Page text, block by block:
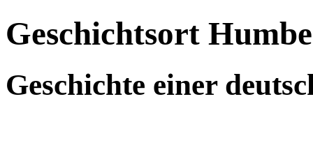
Geschichtsort
Geschichte einer